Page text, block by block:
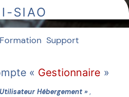
SIAO
Formation Support
« Gestionnaire »
Hébergement » ,